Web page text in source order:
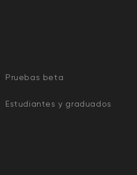
Pruebas beta
Estudiantes y graduados